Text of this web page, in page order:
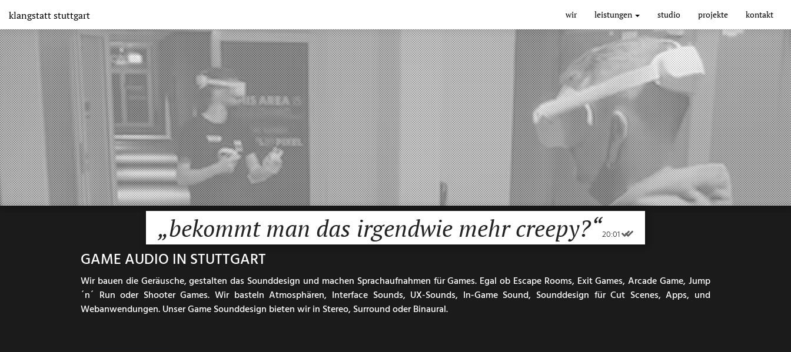
zum
Inhalt
klangstattstuttgart Main
navigation
wir leistungen studio projekte kontakt
„bekommt man das irgendwie mehr creepy?“20:01
GAME AUDIO IN STUTTGART
Wir bauen die Geräusche, gestalten das Sounddesign und machen Sprachaufnahmen für Games. Egal ob Escape Rooms, Exit Games, Arcade Game, Jump
´n´ Run oder Shooter Games. Wir basteln Atmosphären, Interface Sounds, UX-Sounds, In-Game Sound, Sounddesign für Cut Scenes, Apps, und
Webanwendungen. Unser Game Sounddesign bieten wir in Stereo, Surround oder Binaural.